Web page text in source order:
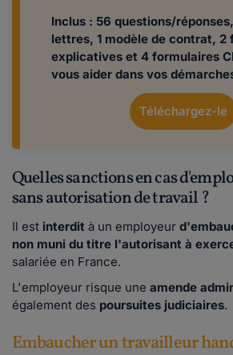
Inclus : 56 questions/
lettres, 1 modèle de contrat, 2
explicatives et 4 formulaires
vous aider dans vos
Téléchargez-le
Quelles sanctions en cas
sans autorisation de travail ?
Il est interdit à un employeur
non muni du titre l'autorisant à
salariée en France.
L'employeur risque une amende
également des poursuites judiciaires.
Embaucher un travailleur